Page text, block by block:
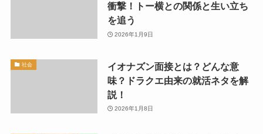
衝撃！トー横との関係と生い立ち
を追う
2026年1月9日
社会
イオナズン面接とは？どんな意
味？ドラクエ由来の就活ネタを解
説！
2026年1月8日